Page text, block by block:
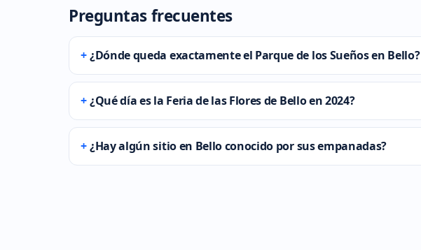
Preguntas frecuentes
¿Dónde queda exactamente el Parque de los Sueños en Bello?
¿Qué día es la Feria de las Flores de Bello en 2024?
¿Hay algún sitio en Bello conocido por sus empanadas?